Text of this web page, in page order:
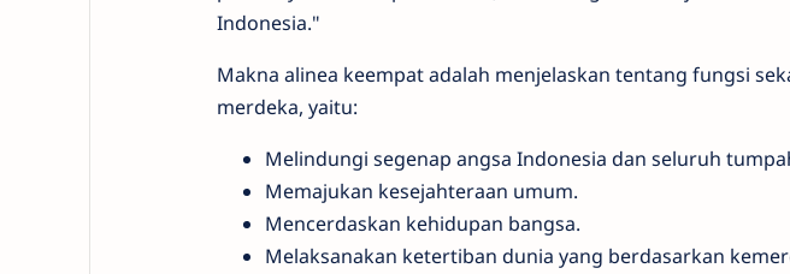
Indonesia."
Makna alinea keempat adalah menjelaskan tentang fungsi
merdeka, yaitu:
Melindungi segenap angsa Indonesia dan seluruh
Memajukan kesejahteraan umum.
Mencerdaskan kehidupan bangsa.
Melaksanakan ketertiban dunia yang berdasarkan